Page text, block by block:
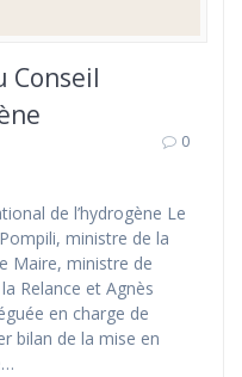
Conseil
0
de l’hydrogène Le
ministre de la
Maire, ministre de
Relance et Agnès
en charge de
bilan de la mise en